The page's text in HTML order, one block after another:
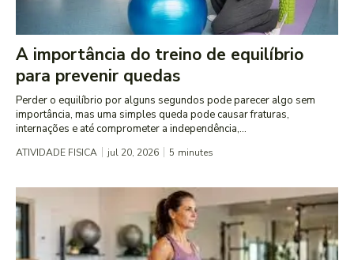
A importância do treino de equilíbrio
para prevenir quedas
Perder o equilíbrio por alguns segundos pode parecer algo sem
importância, mas uma simples queda pode causar fraturas,
internações e até comprometer a independência,...
ATIVIDADE FISICA jul 20, 2026 5 minutes